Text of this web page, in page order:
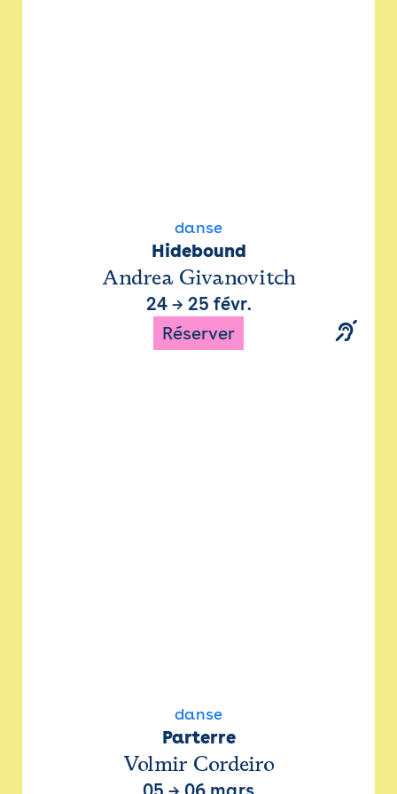
danse
Hidebound
Andrea Givanovitch
24→ 25 févr.
Réserver
danse
Parterre
Volmir Cordeiro